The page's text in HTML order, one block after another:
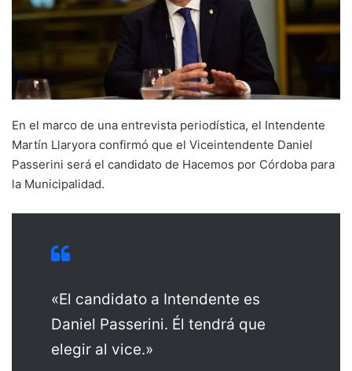
En el marco de una entrevista periodística, el Intendente
Martín Llaryora confirmó que el Viceintendente Daniel
Passerini será el candidato de Hacemos por Córdoba para
la Municipalidad.
«El candidato a Intendente es
Daniel Passerini. Él tendrá que
elegir al vice.»